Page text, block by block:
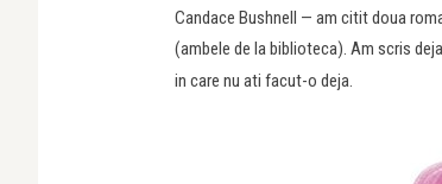
Candace Bushnell — am citit doua
(ambele de la biblioteca). Am scris
in care nu ati facut-o deja.